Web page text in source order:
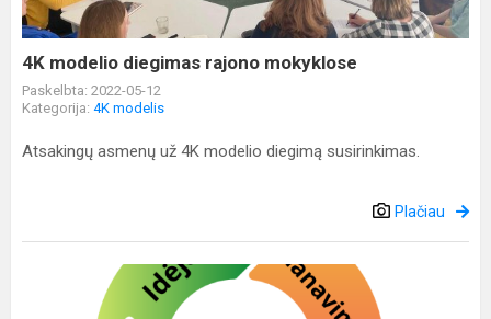
4K modelio diegimas rajono mokyklose
Paskelbta: 2022-05-12
Kategorija: 4K modelis
Atsakingų asmenų už 4K modelio diegimą susirinkimas.
Plačiau
Progimnazija